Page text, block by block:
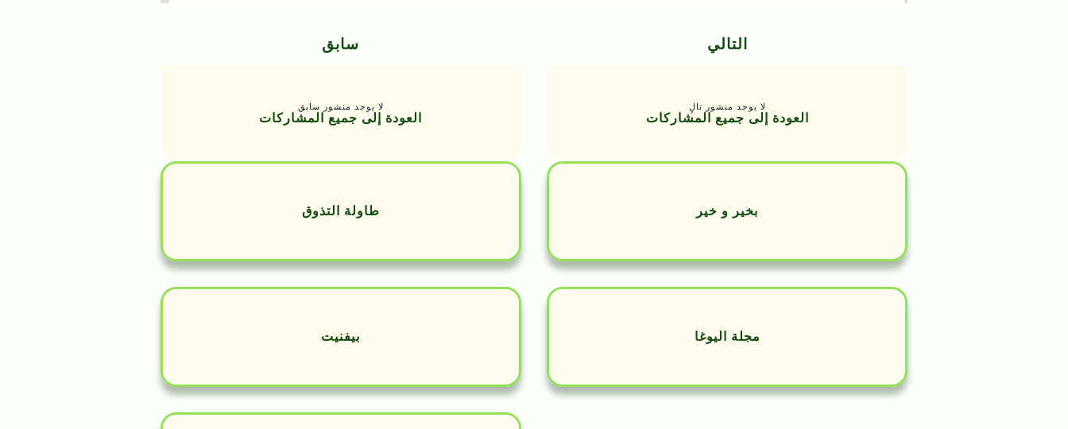
سابق
لا يوجد منشور سابق
العودة إلى جميع المشاركات
التالي
لا يوجد منشور تالٍ
العودة إلى جميع المشاركات
طاولة التذوق بخير و خير
بيفنيت مجلة اليوغا